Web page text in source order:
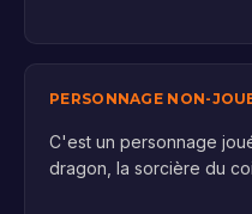
PERSONNAGE NON-
C'est un personnage
dragon, la sorcière du